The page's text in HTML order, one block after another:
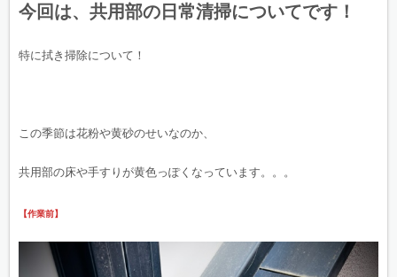
今回は、共用部の日常清掃についてです！
特に拭き掃除について！
この季節は花粉や黄砂のせいなのか、
共用部の床や手すりが黄色っぽくなっています。。。
【作業前】